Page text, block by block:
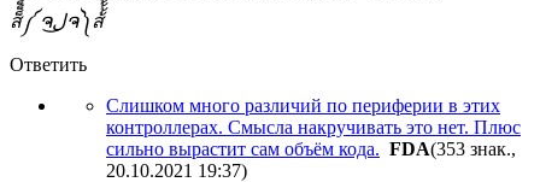
ส็็็็็็็็็็็็็็็็็็็็็็็็็༼ ຈل͜ຈ༽ส้้้้้้้้้้้้้้้้้้้้้้้
Ответить
Слишком много различий по периферии в этих
контроллерах. Смысла накручивать это нет. Плюс
сильно вырастит сам объём кода. FDA(353 знак.,
20.10.2021 19:37)